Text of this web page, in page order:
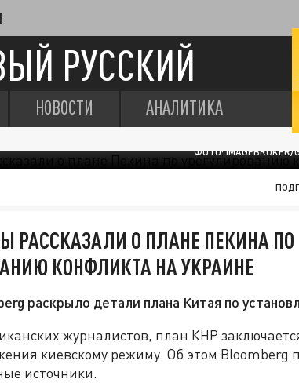
РУССКИЙ
НОВОСТИ АНАЛИТИКА
ФОТО: IMAGEBROKER/
РАССКАЗАЛИ О ПЛАНЕ ПЕКИНА ПО
КОНФЛИКТА НА УКРАИНЕ
раскрыло детали плана Китая по
журналистов, план КНР
киевскому режиму. Об этом Bloomberg
источники.